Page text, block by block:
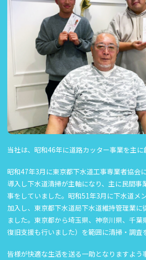
当社は、昭和46年に道路カッター事業を主に
昭和47年3月に東京都下水道工事専業者協会
導入し下水道清掃が主軸になり、主に民間事
事をしていました。昭和51年3月に下水道メ
加入し、東京都下水道局下水道維持管理業に
ました。東京都から埼玉県、神奈川県、千葉
復旧支援も行いました）を範囲に清掃・調査
皆様が快適な生活を送る一助となりますよう